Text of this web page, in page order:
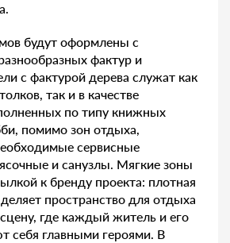
будут оформлены с
фактур и
с фактурой дерева служат как
так и в качестве
по типу книжных
помимо зон отдыха,
сервисные
и санузлы. Мягкие зоны
к бренду проекта: плотная
пространство для отдыха
где каждый житель и его
себя главными героями. В